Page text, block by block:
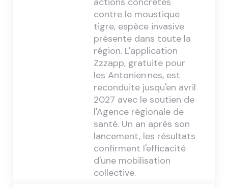
contre le moustique
tigre, espèce invasive
présente dans toute la
région. L'application
Zzzapp, gratuite pour
les Antonien·nes, est
reconduite jusqu'en avril
2027 avec le soutien de
l'Agence régionale de
santé. Un an après son
lancement, les résultats
confirment l'efficacité
d'une mobilisation
collective.